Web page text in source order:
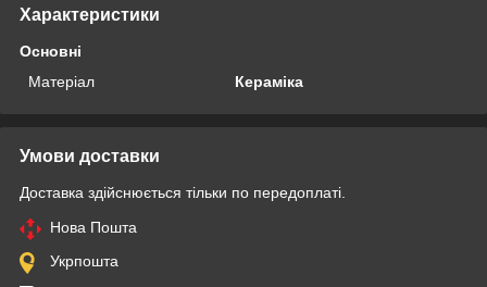
Характеристики
Основні
Матеріал
Кераміка
Умови доставки
Доставка здійснюється тільки по передоплаті.
Нова Пошта
Укрпошта